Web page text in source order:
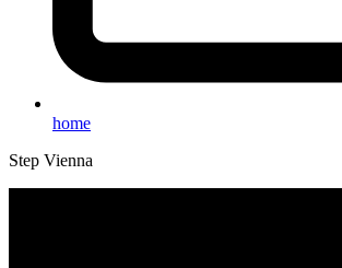
home
Step Vienna